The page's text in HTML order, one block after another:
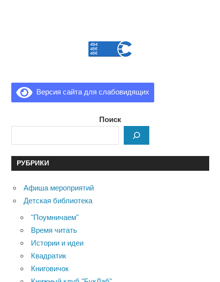
Версия сайта для слабовидящих
Поиск
РУБРИКИ
Афиша мероприятий
Детская библиотека
"Поумничаем"
Время читать
Истории и идеи
Квадратик
Книговичок